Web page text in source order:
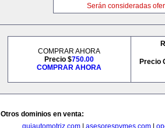
Serán consideradas
COMPRAR AHORA
Precio $750.00
COMPRAR AHORA
Precio
Otros dominios en venta:
guiautomotriz.com| asesorespymes.com|